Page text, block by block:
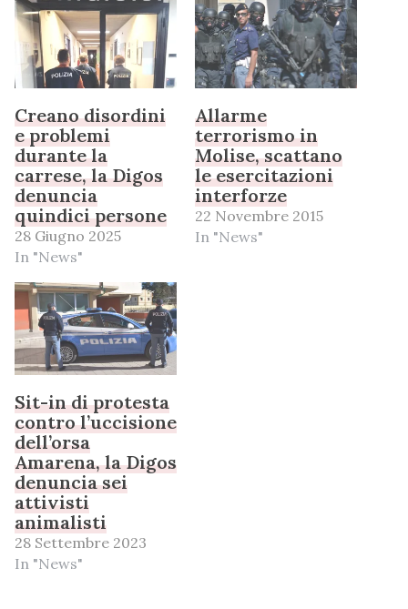
Creano disordini
e problemi
durante la
carrese, la Digos
denuncia
quindici persone
28 Giugno 2025
In "News"
Allarme
terrorismo in
Molise, scattano
le esercitazioni
interforze
22 Novembre 2015
In "News"
Sit-in di protesta
contro l’uccisione
dell’orsa
Amarena, la Digos
denuncia sei
attivisti
animalisti
28 Settembre 2023
In "News"